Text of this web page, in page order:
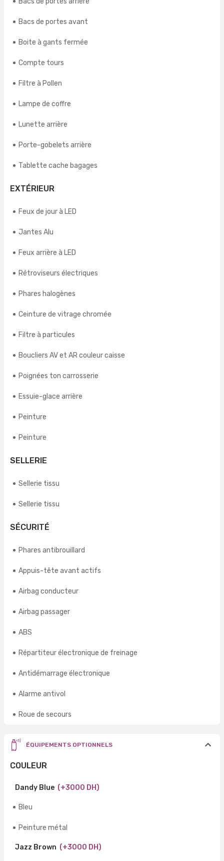
Bacs de portes avant
Boite à gants fermée
Compte tours
Filtre à Pollen
Lampe de coffre
Lunette arrière
Porte-gobelets arrière
Tablette cache bagages
EXTÉRIEUR
Feux de jour à LED
Jantes Alu
Feux arrière à LED
Rétroviseurs électriques
Phares halogènes
Ceinture de vitrage chromée
Filtre à particules
Boucliers AV et AR couleur caisse
Poignées ton carrosserie
Essuie-glace arrière
Peinture
Peinture
SELLERIE
Sellerie tissu
Sellerie tissu
SÉCURITÉ
Phares antibrouillard
Appuis-tête avant actifs
Airbag conducteur
Airbag passager
ABS
Répartiteur électronique de freinage
Antidémarrage électronique
Alarme antivol
Roue de secours
ÉQUIPEMENTS OPTIONNELS
COULEUR
Dandy Blue (+3000 DH)
Bleu
Peinture métal
Jazz Brown (+3000 DH)